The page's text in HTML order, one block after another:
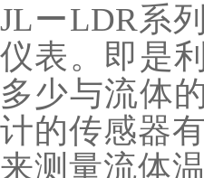
JLーLDR系
仪表。即是
多少与流体
计的传感器
来测量流体